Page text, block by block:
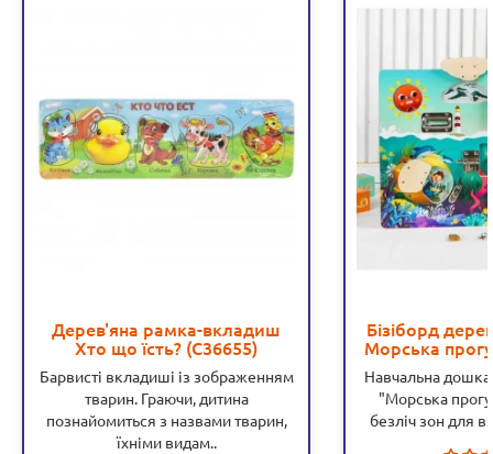
Дерев'яна рамка-вкладиш
Хто що їсть? (C36655)
Барвисті вкладиші із зображенням
тварин. Граючи, дитина
познайомиться з назвами тварин,
їхніми видам..
Бізіборд
Морська
Навчальна дошка
"Морська
безліч зон для